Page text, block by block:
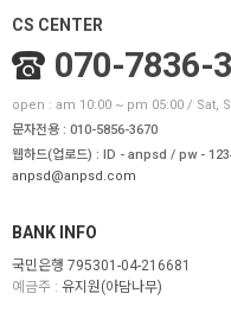
CS CENTER
070-7836-
open : am 10:00 ~ pm 05:00 / Sat,
문자전용 : 010-5856-3670
웹하드(업로드) : ID - anpsd / pw -
anpsd@anpsd.com
BANK INFO
국민은행 795301-04-216681
예금주 : 유지원(아담나무)